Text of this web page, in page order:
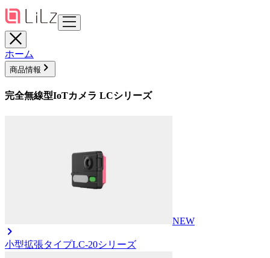
ホーム
商品情報
完全無線型IoTカメラ LCシリーズ
NEW
小型拡張タイプLC-20シリーズ